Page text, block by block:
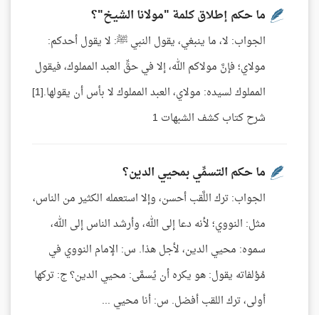
ما حكم إطلاق كلمة "مولانا الشيخ"؟
الجواب: لا، ما ينبغي، يقول النبي ﷺ: لا يقول أحدكم:
مولاي؛ فإنَّ مولاكم الله، إلا في حقِّ العبد المملوك، فيقول
المملوك لسيده: مولاي، العبد المملوك لا بأس أن يقولها.[1]
شرح كتاب كشف الشبهات 1
ما حكم التسمِّي بمحيي الدين؟
الجواب: ترك اللَّقب أحسن، وإلا استعمله الكثير من الناس،
مثل: النووي؛ لأنه دعا إلى الله، وأرشد الناس إلى الله،
سموه: محيي الدين، لأجل هذا. س: الإمام النووي في
مُؤلفاته يقول: هو يكره أن يُسمَّى: محيي الدين؟ ج: تركها
أولى، ترك اللقب أفضل. س: أنا محيي ...